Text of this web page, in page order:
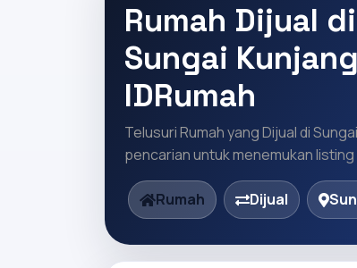
Rumah Dijual
Sungai
IDRumah
Telusuri Rumah yang Dijual di
pencarian untuk menemukan
Rumah Dijual